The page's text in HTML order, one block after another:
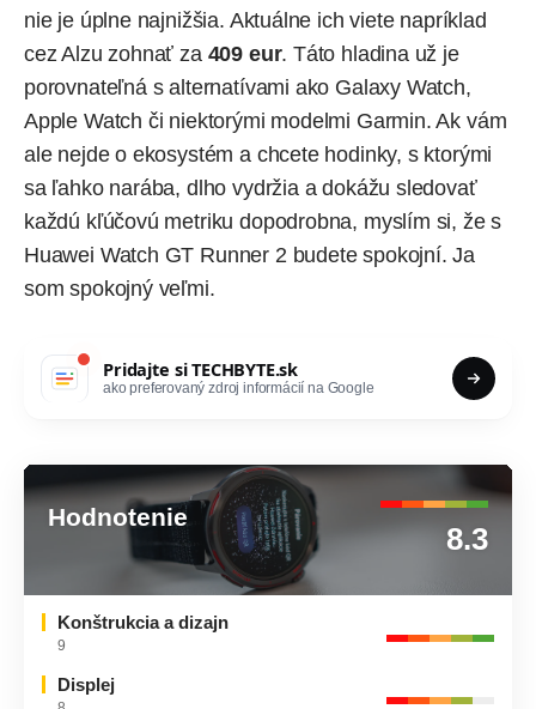
nie je úplne najnižšia. Aktuálne ich viete napríklad
cez Alzu zohnať za 409 eur. Táto hladina už je
porovnateľná s alternatívami ako Galaxy Watch,
Apple Watch či niektorými modelmi Garmin. Ak vám
ale nejde o ekosystém a chcete hodinky, s ktorými
sa ľahko narába, dlho vydržia a dokážu sledovať
každú kľúčovú metriku dopodrobna, myslím si, že s
Huawei Watch GT Runner 2 budete spokojní. Ja
som spokojný veľmi.
Pridajte siTECHBYTE.sk
ako preferovaný zdroj informácií na Google
Hodnotenie
8.3
Konštrukcia a dizajn
9
Displej